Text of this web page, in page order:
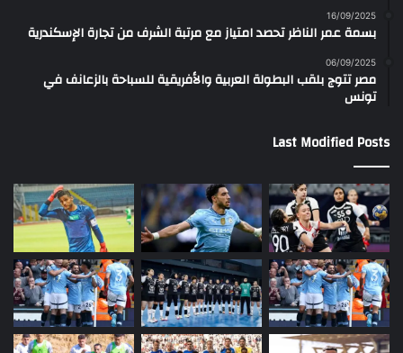
16/09/2025
بسمة عمر الناظر تحصد امتياز مع مرتبة الشرف من تجارة الإسكندرية
06/09/2025
مصر تتوج بلقب البطولة العربية والأفريقية للسباحة بالزعانف في
تونس
Last Modified Posts